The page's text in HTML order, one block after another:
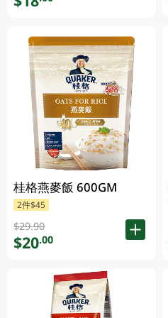
桂格燕麥飯 600GM
2件$45
$29.90
$20.00